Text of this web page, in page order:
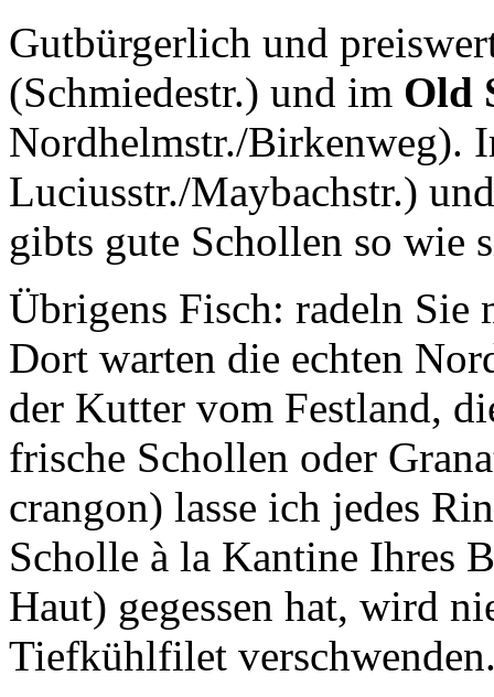
Gutbürgerlich und
(Schmiedestr.) und im Old
Nordhelmstr./Birkenweg).
Luciusstr./Maybachstr.)
gibts gute Schollen so wie
Übrigens Fisch: radeln Sie
Dort warten die echten
der Kutter vom Festland,
frische Schollen oder
crangon) lasse ich jedes
Scholle à la Kantine Ihres
Haut) gegessen hat, wird
Tiefkühlfilet